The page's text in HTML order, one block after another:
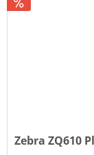
Zebra ZQ610